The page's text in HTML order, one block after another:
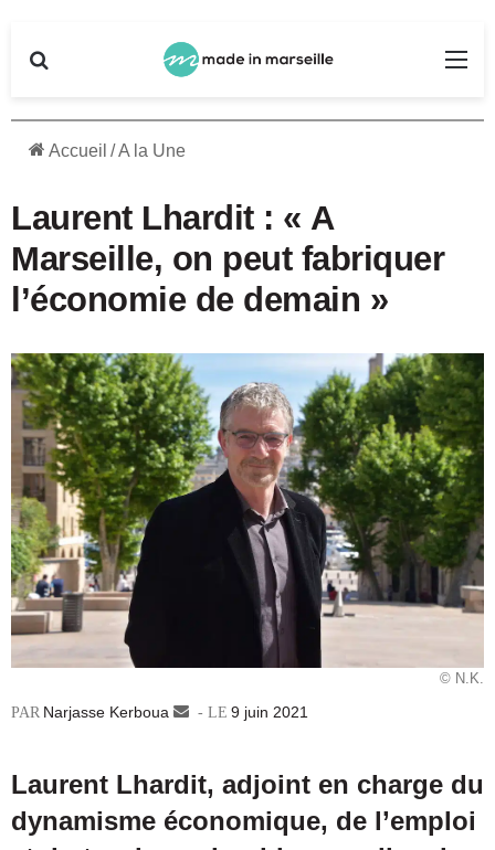
Accueil /A la Une
Laurent Lhardit : « A
Marseille, on peut fabriquer
l’économie de demain »
© N.K.
Narjasse Kerboua
Envoyer9 juin 2021
Laurent Lhardit, adjoint en charge du
dynamisme économique, de l’emploi